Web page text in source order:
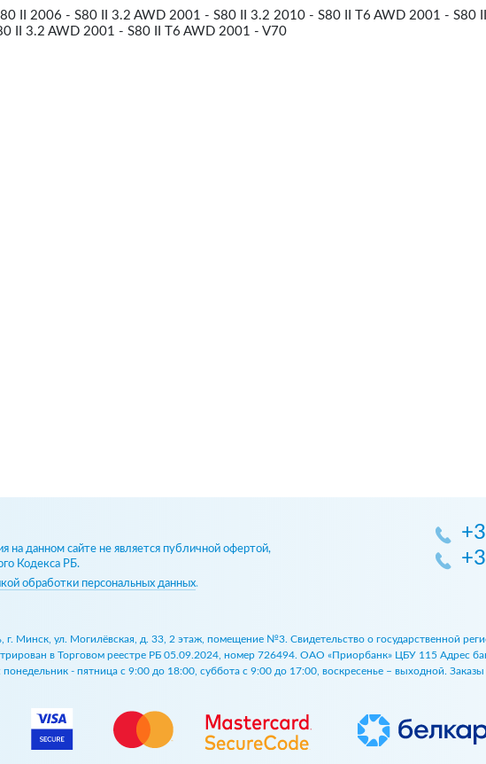
II 2006 - S80 II 3.2 AWD 2001 - S80 II 3.2 2010 - S80 II T6 AWD 2001 - S80
II 3.2 AWD 2001 - S80 II T6 AWD 2001 - V70
данном сайте не является публичной офертой,
Кодекса РБ.
обработки персональных данных.
г. Минск, ул. Могилёвская, д. 33, 2 этаж, помещение №3. Свидетельство о государственной
в Торговом реестре РБ 05.09.2024, номер 726494. ОАО «Приорбанк» ЦБУ 115 Адрес
- пятница с 9:00 до 18:00, суббота с 9:00 до 17:00, воскресенье – выходной.